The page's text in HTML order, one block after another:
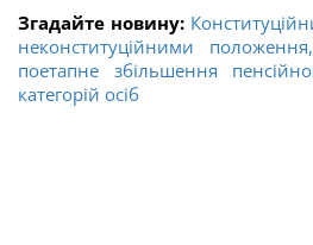
Згадайте новину:
неконституційними
поетапне збільшення
категорій осіб